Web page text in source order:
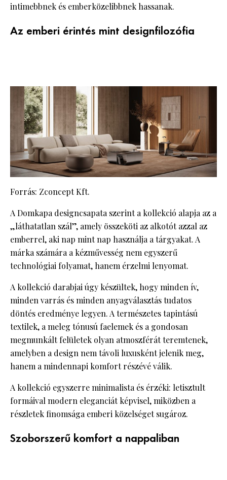
intimebbnek és emberközelibbnek hassanak.
Az emberi érintés mint designfilozófia
Forrás: Zconcept Kft.
A Domkapa designcsapata szerint a kollekció alapja az a
„láthatatlan szál”, amely összeköti az alkotót azzal az
emberrel, aki nap mint nap használja a tárgyakat. A
márka számára a kézművesség nem egyszerű
technológiai folyamat, hanem érzelmi lenyomat.
A kollekció darabjai úgy készültek, hogy minden ív,
minden varrás és minden anyagválasztás tudatos
döntés eredménye legyen. A természetes tapintású
textilek, a meleg tónusú faelemek és a gondosan
megmunkált felületek olyan atmoszférát teremtenek,
amelyben a design nem távoli luxusként jelenik meg,
hanem a mindennapi komfort részévé válik.
A kollekció egyszerre minimalista és érzéki: letisztult
formáival modern eleganciát képvisel, miközben a
részletek finomsága emberi közelséget sugároz.
Szoborszerű komfort a nappaliban